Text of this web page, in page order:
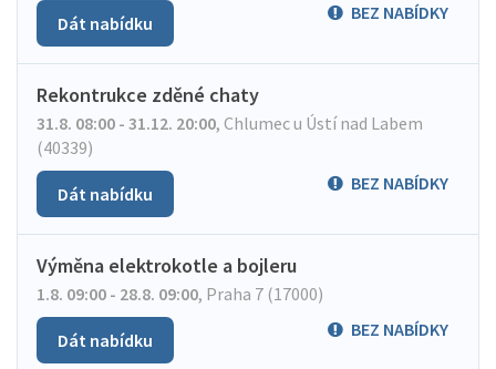
BEZ NABÍDKY
Dát nabídku
Rekontrukce zděné chaty
31.8. 08:00 - 31.12. 20:00, Chlumec u Ústí nad Labem
(40339)
BEZ NABÍDKY
Dát nabídku
Výměna elektrokotle a bojleru
1.8. 09:00 - 28.8. 09:00, Praha 7 (17000)
BEZ NABÍDKY
Dát nabídku